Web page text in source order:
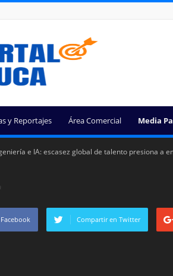
y Reportajes Área Comercial Media
e IA: escasez global de talento presiona a
Compartir en Twitter